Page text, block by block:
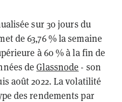
sur 30 jours du
de 63,76 % la semaine
à 60 % à la fin de
deGlassnode - son
août 2022. La volatilité
des rendements par